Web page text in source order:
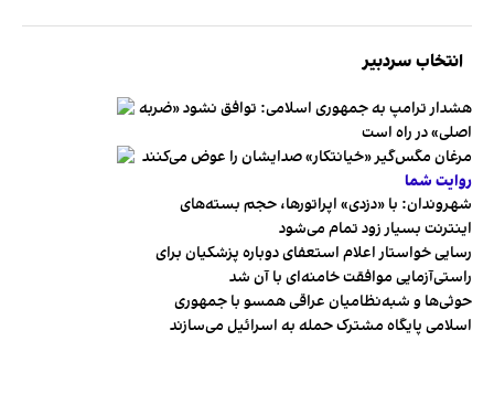
انتخاب سردبیر
هشدار ترامپ به جمهوری اسلامی: توافق نشود «ضربه
اصلی» در راه است
مرغان مگس‌گیر «خیانتکار» صدایشان را عوض می‌کنند
روایت شما
شهروندان:‌ با «دزدی» اپراتورها، حجم بسته‌های
اینترنت بسیار زود تمام می‌شود
رسایی خواستار اعلام استعفای دوباره پزشکیان برای
راستی‌آزمایی موافقت خامنه‌ای با آن شد
حوثی‌ها و شبه‌نظامیان عراقی همسو با جمهوری
اسلامی پایگاه مشترک حمله به اسرائیل می‌سازند